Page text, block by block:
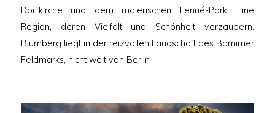
Dorfkirche und dem malerischen Lenné-Park. Eine
Region, deren Vielfalt und Schönheit verzaubern.
Blumberg liegt in der reizvollen Landschaft des Barnimer
Feldmarks, nicht weit von Berlin …